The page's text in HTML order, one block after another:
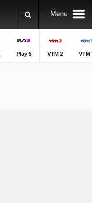
Menu
Play 5 VTM 2 VTM